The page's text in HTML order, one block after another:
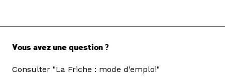
Vous avez une question ?
Consulter "La Friche : mode d’emploi"